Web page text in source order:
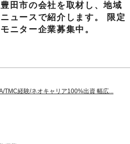
豊田市の会社を取材し、地域
ニュースで紹介します。 限定
モニター企業募集中。
TMC経験/ネオキャリア100%出資 幅広...